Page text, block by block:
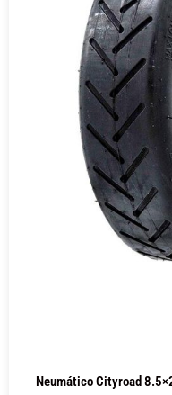
Neumático Cityroad